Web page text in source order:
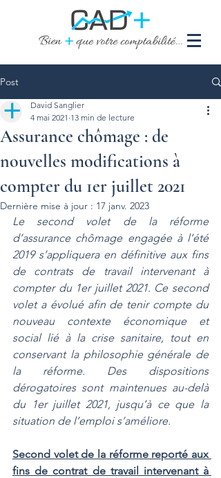
Post
Assurance chômage : de
nouvelles modifications à
compter du 1er juillet 2021
David Sanglier
4 mai 2021 13 min de lecture
Dernière mise à jour : 17 janv. 2023
Le second volet de la réforme
d’assurance chômage engagée à l’été
2019 s’appliquera en définitive aux fins
de contrats de travail intervenant à
compter du 1er juillet 2021. Ce second
volet a évolué afin de tenir compte du
nouveau contexte économique et
social lié à la crise sanitaire, tout en
conservant la philosophie générale de
la réforme. Des dispositions
dérogatoires sont maintenues au-delà
du 1er juillet 2021, jusqu’à ce que la
situation de l’emploi s’améliore.
Second volet de la réforme reporté aux
fins de contrat de travail intervenant à